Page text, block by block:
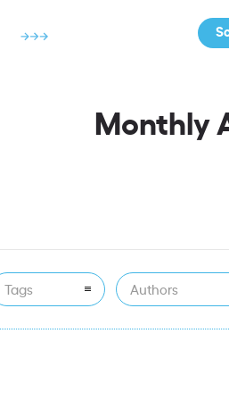
Monthly
Tags Authors